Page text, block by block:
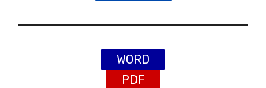
WORD
PDF